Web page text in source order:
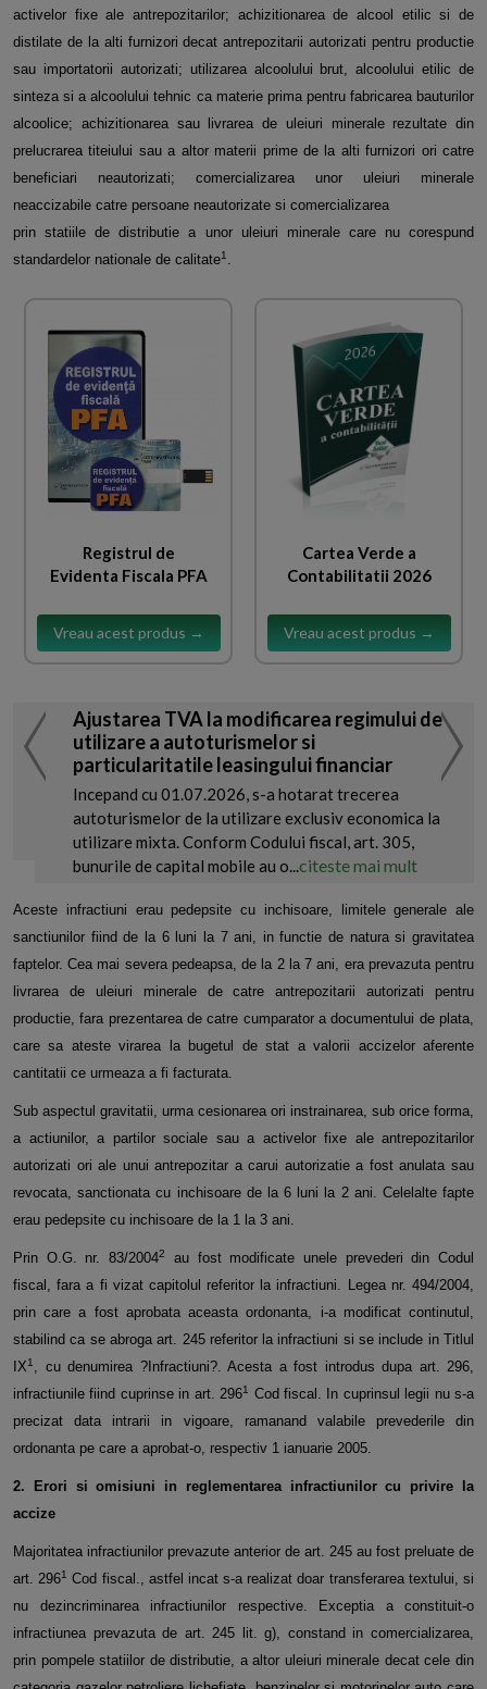
activelor fixe ale antrepozitarilor; achizitionareade alcool etilic si de
distilate de la alti furnizori decat antrepozitarii autorizati pentru productie
sau importatorii autorizati; utilizarea alcoolului brut, alcoolului etilic de
sinteza si a alcoolului tehnic ca materie prima pentru fabricarea bauturilor
alcoolice; achizitionarea sau livrarea de uleiuri minerale rezultate din
prelucrarea titeiului sau a altor materii prime de la alti furnizori ori catre
beneficiari neautorizati; comercializarea unor uleiuri minerale
neaccizabile catre persoane neautorizate si comercializarea
prin statiile de distributie a unor uleiuri minerale care nu corespund
standardelor nationale de calitate1.
Registrul de
Evidenta Fiscala PFA
Vreau acest produs →
Cartea Verde a
Contabilitatii 2026
Vreau acest produs →
Ajustarea TVA la modificarea regimului de
utilizare a autoturismelor si
particularitatile leasingului financiar
Incepand cu 01.07.2026, s-a hotarat trecerea
autoturismelor de la utilizare exclusiv economica la
utilizare mixta. Conform Codului fiscal, art. 305,
bunurile de capital mobile au o...citeste mai mult
Aceste infractiuni erau pedepsite cu inchisoare, limitele generale ale
sanctiunilor fiind de la 6 luni la 7 ani, in functie de natura si gravitatea
faptelor. Cea mai severa pedeapsa, de la 2 la 7 ani, era prevazuta pentru
livrarea de uleiuri minerale de catreantrepozitarii autorizati pentru
productie, fara prezentarea de catre cumparator a documentului de plata,
care sa ateste virarea la bugetul de stat a valorii accizelor aferente
cantitatii ce urmeaza a fi facturata.
Sub aspectul gravitatii, urma cesionarea ori instrainarea, sub orice forma,
a actiunilor, a partilor sociale sau a activelor fixe ale antrepozitarilor
autorizati ori ale unui antrepozitar a carui autorizatie a fost anulata sau
revocata, sanctionata cu inchisoare de la 6 luni la 2 ani. Celelalte fapte
erau pedepsite cu inchisoare de la 1 la 3 ani.
Prin O.G. nr. 83/20042
au fost modificate unele prevederi din Codul
fiscal, fara a fi vizat capitolul referitor la infractiuni. Legea nr. 494/2004,
prin care a fost aprobata aceasta ordonanta, i-a modificat continutul,
stabilind ca se abroga art. 245 referitor la infractiuni si se include in Titlul
IX1, cu denumirea ?Infractiuni?. Acesta a fost introdus dupa art. 296,
infractiunile fiind cuprinse in art. 2961 Cod fiscal. In cuprinsul legii nu s-a
precizat data intrarii in vigoare, ramanand valabile prevederile din
ordonanta pe care a aprobat-o, respectiv 1 ianuarie 2005.
2. Erori si omisiuni in reglementarea infractiunilor cu privire la
accize
Majoritatea infractiunilor prevazute anterior de art. 245 au fost preluate de
art. 2961 Cod fiscal., astfel incat s-a realizat doar transferarea textului, si
nu dezincriminarea infractiunilor respective. Exceptia a constituit-o
infractiunea prevazuta de art. 245 lit.g), constand in comercializarea,
prin pompele statiilor de distributie, a altor uleiuri minerale decat cele din